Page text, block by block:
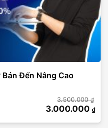
Đến Nâng Cao
3.500.000₫
3.000.000₫